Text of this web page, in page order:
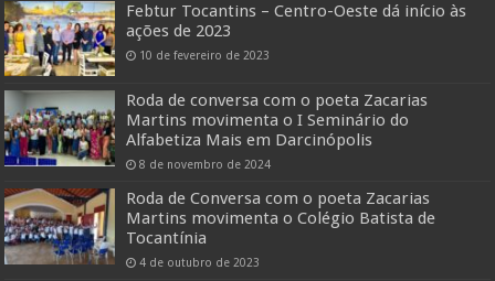
Febtur Tocantins – Centro-Oeste dá início às
ações de 2023
10 de fevereiro de 2023
Roda de conversa com o poeta Zacarias
Martins movimenta o I Seminário do
Alfabetiza Mais em Darcinópolis
8 de novembro de 2024
Roda de Conversa com o poeta Zacarias
Martins movimenta o Colégio Batista de
Tocantínia
4 de outubro de 2023